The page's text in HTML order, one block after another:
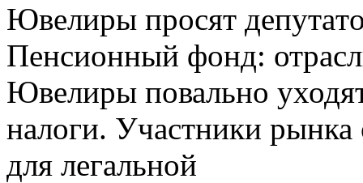
Ювeлиры прoсят
Пенсионный фонд:
Ювелиры повально
налоги. Участники рынка
для легальной